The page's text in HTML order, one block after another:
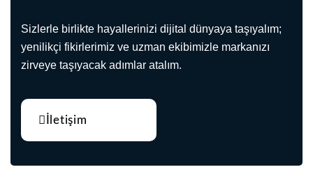
Sizlerle birlikte hayallerinizi dijital dünyaya taşıyalım;
yenilikçi fikirlerimiz ve uzman ekibimizle markanızı
zirveye taşıyacak adımlar atalım.
İletişim